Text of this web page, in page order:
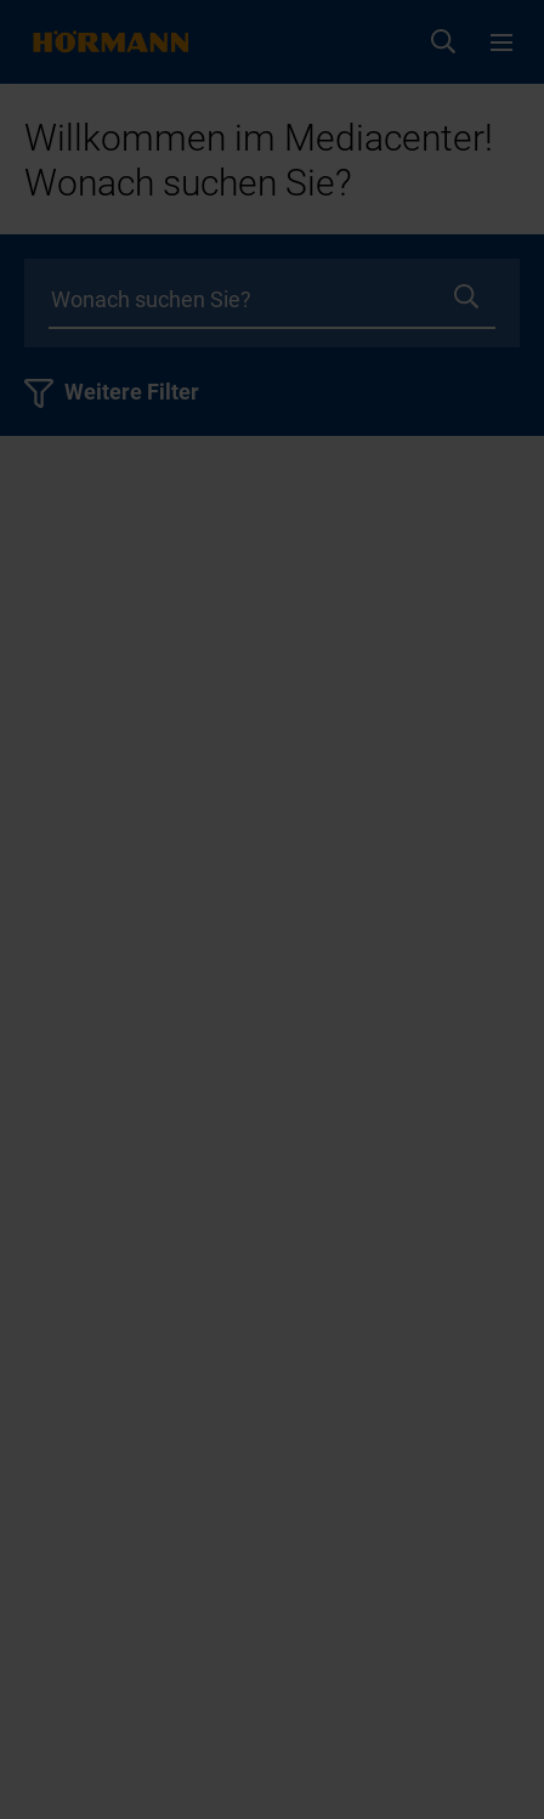
Willkommen im Mediacenter!
Wonach suchen Sie?
Weitere Filter